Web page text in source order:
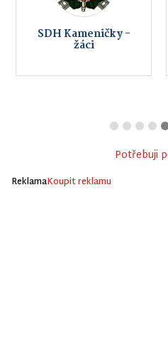
SDH Kameničky -
žáci
Potřebuji
ReklamaKoupit reklamu